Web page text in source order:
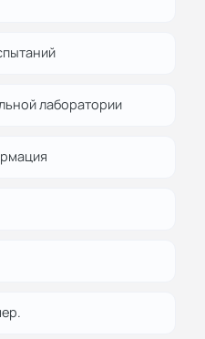
лаборатории